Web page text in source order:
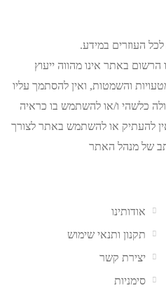
העוזרים במידע.
באתר אינו מהווה ייעוץ
והשמטות, ואין להסתמך עליו
כלשהי ו/או להשתמש בו כראיה
להעתיק או להשתמש באתר לצורך
של מנהל האתר
אודותינו
תקנון ותנאי שימוש
יצירת קשר
סימניות